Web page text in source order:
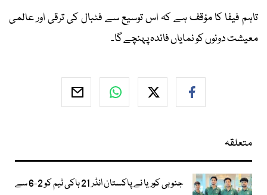
تاہم فیفا کا مؤقف ہے کہ اس توسیع سے فٹبال کی ترقی اور عالمی
معیشت دونوں کو نمایاں فائدہ پہنچے گا۔
متعلقہ
جنوبی کوریا نے پاکستان انڈر 21 ہاکی ٹیم کو 2-6 سے